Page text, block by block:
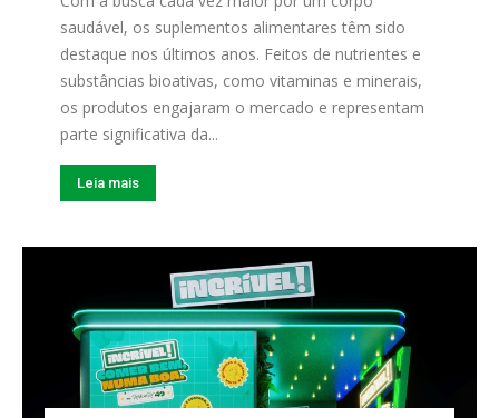
saudável, os suplementos alimentares têm sido
destaque nos últimos anos. Feitos de nutrientes e
substâncias bioativas, como vitaminas e minerais,
os produtos engajaram o mercado e representam
parte significativa da...
Leia mais